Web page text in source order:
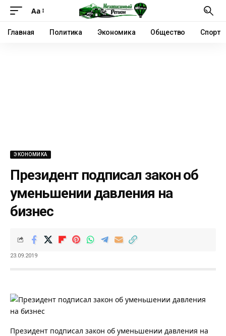
Аа
Главная Политика Экономика Общество Спорт
ЭКОНОМИКА
Президент подписал закон об
уменьшении давления на
бизнес
23.09.2019
Президент подписал закон об уменьшении давления на